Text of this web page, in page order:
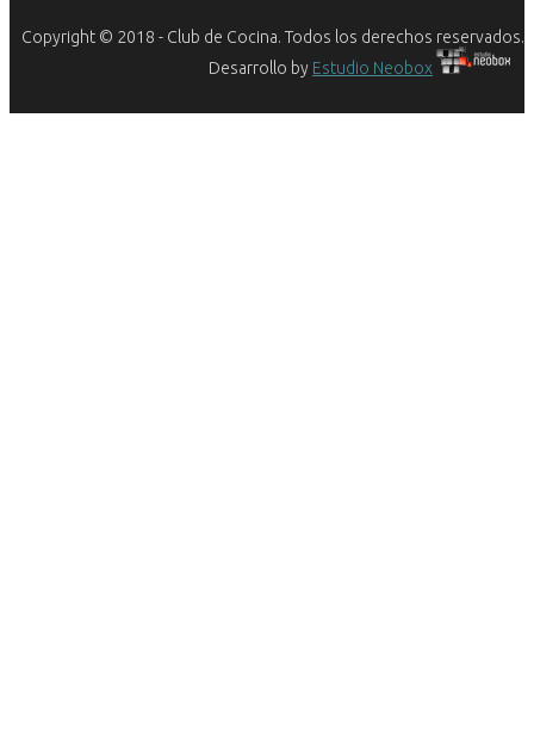
Copyright © 2018 - Club de Cocina. Todos los derechos reservados.
Desarrollo by Estudio Neobox